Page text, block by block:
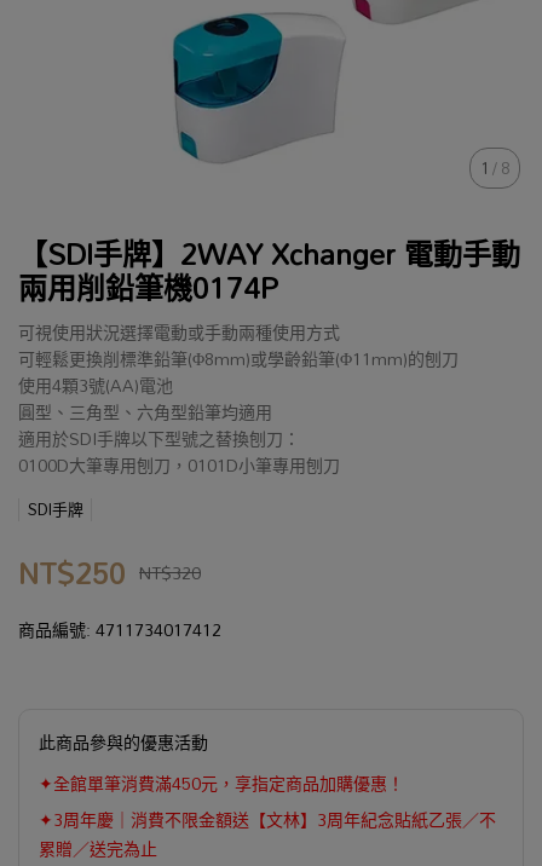
1/8
【SDI手牌】2WAY Xchanger 電動手動
兩用削鉛筆機0174P
可視使用狀況選擇電動或手動兩種使用方式
可輕鬆更換削標準鉛筆(Φ8mm)或學齡鉛筆(Φ11mm)的刨刀
使用4顆3號(AA)電池
圓型、三角型、六角型鉛筆均適用
適用於SDI手牌以下型號之替換刨刀：
0100D大筆專用刨刀，0101D小筆專用刨刀
SDI手牌
NT$250 NT$320
商品編號:4711734017412
此商品參與的優惠活動
✦全館單筆消費滿450元，享指定商品加購優惠！
✦3周年慶｜消費不限金額送【文林】3周年紀念貼紙乙張／不
累贈／送完為止